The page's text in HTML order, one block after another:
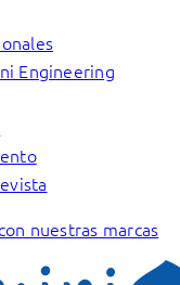
Engineering
nuestras marcas